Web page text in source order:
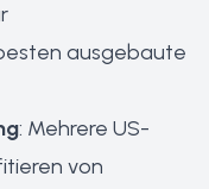
ausgebaute
: Mehrere US-
von